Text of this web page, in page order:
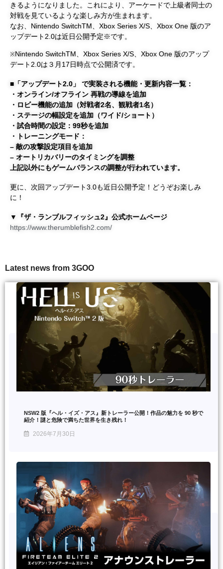
きるようになりました。これにより、アーケードで上級者同士の
対戦を見ているような楽しみ方が生まれます。
なお、Nintendo SwitchTM、Xbox Series X/S、Xbox One 版のア
ップデート2.0は近日公開予定※です。
※Nintendo SwitchTM、Xbox Series X/S、Xbox One 版のアップ
デート2.0は３月17日時点で公開済です。
■「アップデート2.0」 で実装される機能・更新内容一覧：
・オンライン/オフライン 再戦の導線を追加
・ロビー機能の追加（対戦者2名、観戦者1名）
・ステージの幅設定を追加（ワイド/ショート）
・試合時間の設定：99秒を追加
・トレーニングモード：
– 敵の攻撃設定項目を追加
– オートリカバリーのタイミングを調整
上記以外にもゲームバランスの調整が行われています。
更に、次回アップデート3.0も近日公開予定！どうぞお楽しみ
に！
▼『ザ・ランブルフィッシュ2』公式ホームページ
https://www.therumblefish2.com/
Latest news from 3GOO
NSW2 版『ヘル・イズ・アス』新トレーラー公開！作品の魅力を 90 秒で
紹介！謎と危険で満ちた世界を生き残れ！
2026年7月30日